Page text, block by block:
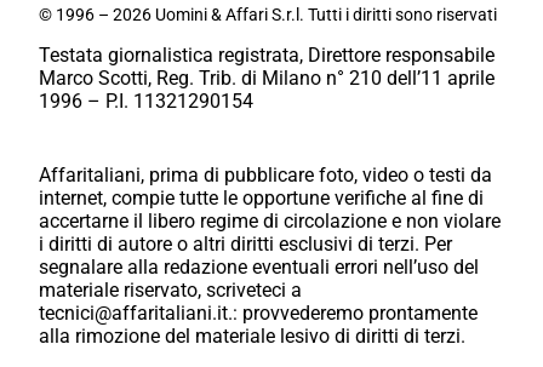
© 1996 – 2026 Uomini & Affari S.r.l. Tutti i diritti sono riservati
Testata giornalistica registrata, Direttore responsabile
Marco Scotti, Reg. Trib. di Milano n° 210 dell’11 aprile
1996 – P.I. 11321290154
Affaritaliani, prima di pubblicare foto, video o testi da
internet, compie tutte le opportune verifiche al fine di
accertarne il libero regime di circolazione e non violare
i diritti di autore o altri diritti esclusivi di terzi. Per
segnalare alla redazione eventuali errori nell’uso del
materiale riservato, scriveteci a
tecnici@affaritaliani.it.: provvederemo prontamente
alla rimozione del materiale lesivo di diritti di terzi.